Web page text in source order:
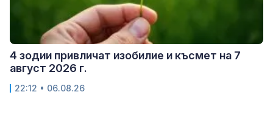
4 зодии привличат изобилие и късмет на 7
август 2026 г.
22:12 • 06.08.26